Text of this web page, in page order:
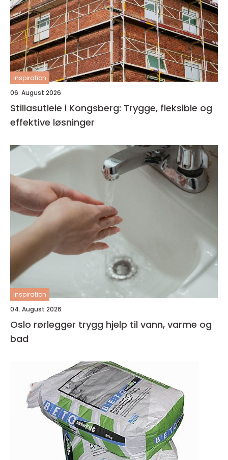
inspiration
06. August 2026
Stillasutleie i Kongsberg: Trygge, fleksible og
effektive løsninger
inspiration
04. August 2026
Oslo rørlegger trygg hjelp til vann, varme og
bad